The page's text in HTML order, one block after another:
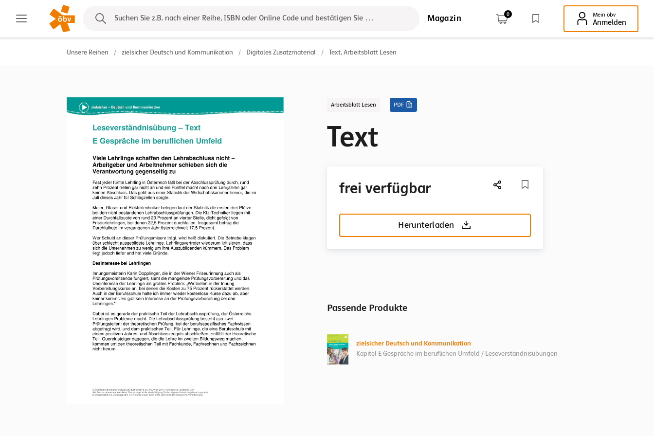
Suchen Sie z.B. nach einer Reihe, ISBN oder Online Code und bestätigen Sie das Ergebnis mit der Enter-Taste!
Magazin 0 Mein öbv
Anmelden
Kontakt
Unsere Reihen / zielsicher Deutsch und Kommunikation / Digitales Zusatzmaterial / Text, Arbeitsblatt Lesen
Arbeitsblatt Lesen PDF
Text
frei verfügbar
Herunterladen
Passende Produkte
zielsicher Deutsch und Kommunikation
Kapitel E Gespräche im beruflichen Umfeld / Leseverständnisübungen